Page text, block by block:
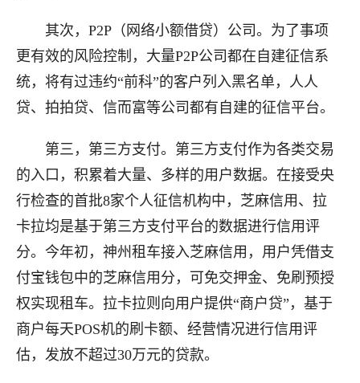
其次，P2P（网络小额借贷）公司。为了事项
更有效的风险控制，大量P2P公司都在自建征信系
统，将有过违约“前科”的客户列入黑名单，人人
贷、拍拍贷、信而富等公司都有自建的征信平台。
第三，第三方支付。第三方支付作为各类交易
的入口，积累着大量、多样的用户数据。在接受央
行检查的首批8家个人征信机构中，芝麻信用、拉
卡拉均是基于第三方支付平台的数据进行信用评
分。今年初，神州租车接入芝麻信用，用户凭借支
付宝钱包中的芝麻信用分，可免交押金、免刷预授
权实现租车。拉卡拉则向用户提供“商户贷”，基于
商户每天POS机的刷卡额、经营情况进行信用评
估，发放不超过30万元的贷款。